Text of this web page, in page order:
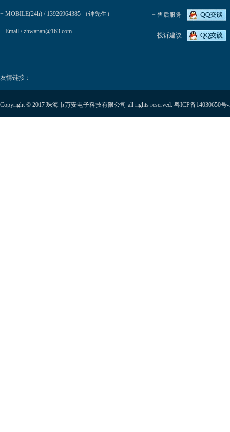
+ MOBILE(24h) / 13926964385 （钟先生）
+ Email / zhwanan@163.com
+ 售后服务
+ 投诉建议
友情链接：
Copyright © 2017 珠海市万安电子科技有限公司 all rights reserved. 粤ICP备14030650号-